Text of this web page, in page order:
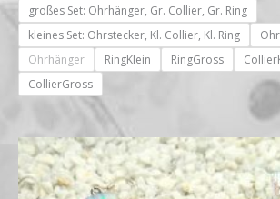
großes Set: Ohrhänger, Gr. Collier, Gr. Ring
kleines Set: Ohrstecker, Kl. Collier, Kl. Ring
Ohrhänger
RingKlein RingGross
CollierGross
bis